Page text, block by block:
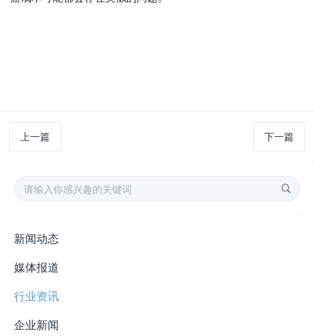
上一篇 下一篇
新闻动态
媒体报道
行业资讯
企业新闻